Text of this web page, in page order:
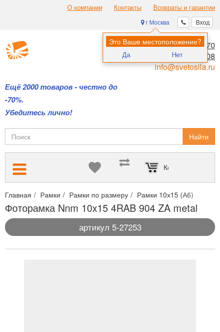
О компании Контакты Возвраты и гарантии
Вход
г Москва
Это Ваше местоположение?
Да Нет
Ещё 2000 товаров - честно до
-70%.
Убедитесь лично!
8 (495) 970-00-70
8 (800) 700-11-08
info@svetosila.ru
Найти
Корзина пуста
Главная Рамки Рамки по размеру Рамки 10х15 (А6)
Фоторамка Nnm 10x15 4RAB 904 ZA metal
артикул 5-27253